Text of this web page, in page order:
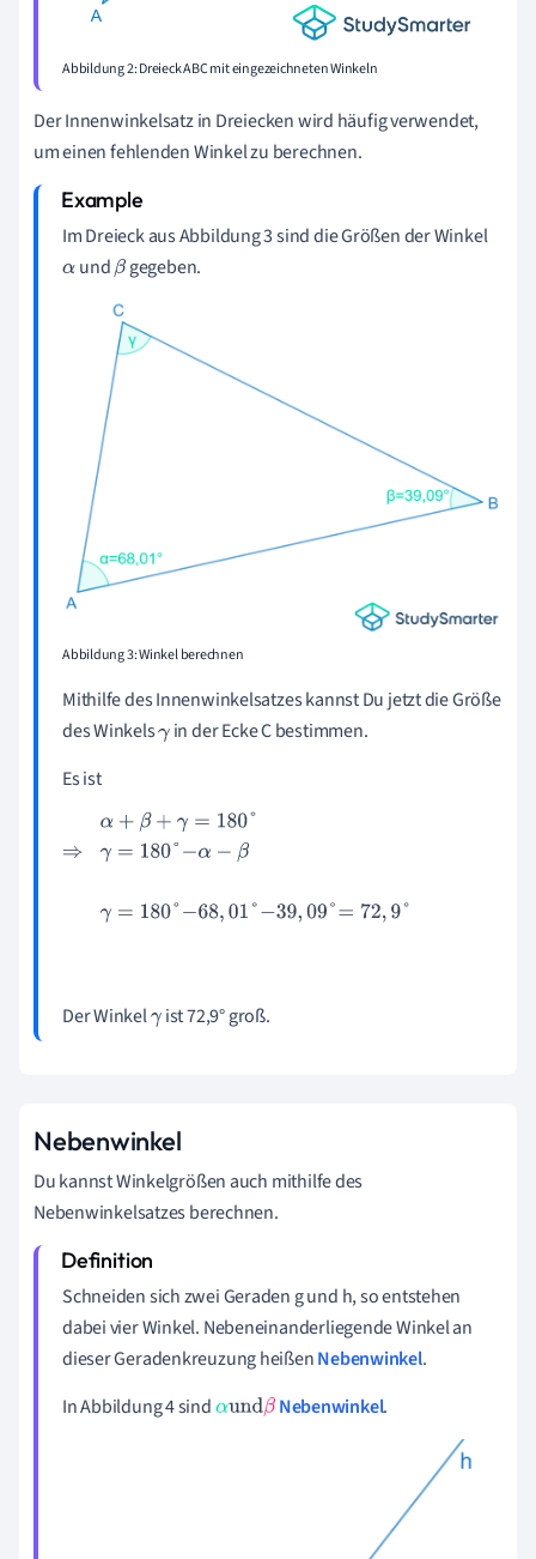
Abbildung 2: Dreieck ABC mit eingezeichneten Winkeln
Der Innenwinkelsatz in Dreiecken wird häufig verwendet,
um einen fehlenden Winkel zu berechnen.
Im Dreieck aus Abbildung 3 sind die Größen der Winkel
α undβ gegeben.
Abbildung 3: Winkel berechnen
Mithilfe des Innenwinkelsatzes kannst Du jetzt die Größe
des Winkelsγin der Ecke C bestimmen.
Es ist
180°⇒γ= 180° α-
180 09
Der Winkelγ ist 72,9° groß.
Nebenwinkel
Du kannst Winkelgrößen auch mithilfe des
Nebenwinkelsatzes berechnen.
Schneiden sich zwei Geraden g und h, so entstehen
dabei vier Winkel. Nebeneinanderliegende Winkel an
dieser Geradenkreuzung heißenNebenwinkel.
In Abbildung 4 sindαundβ Nebenwinkel.